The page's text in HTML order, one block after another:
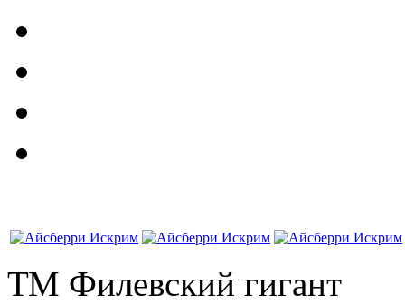
ТМ Филевский гигант